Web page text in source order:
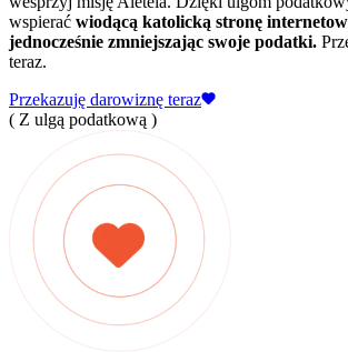
wspierać wiodącą katolicką stronę
jednocześnie zmniejszając swoje podatki.
teraz.
Przekazuję darowiznę teraz
( Z ulgą podatkową )